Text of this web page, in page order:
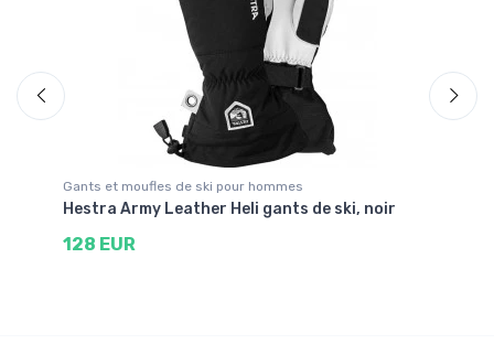
Gants et moufles de ski pour hommes
Hestra Army Leather Heli gants de ski, noir
128 EUR